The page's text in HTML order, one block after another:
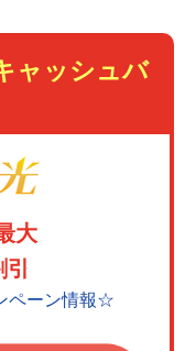
ャッシュバ
大
ペーン情報☆